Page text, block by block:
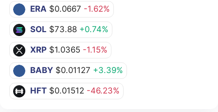
ERA $0.0667 -1.62%
SOL $73.88 +0.74%
XRP $1.0365 -1.15%
BABY $0.01127 +3.39%
HFT $0.01512 -46.23%